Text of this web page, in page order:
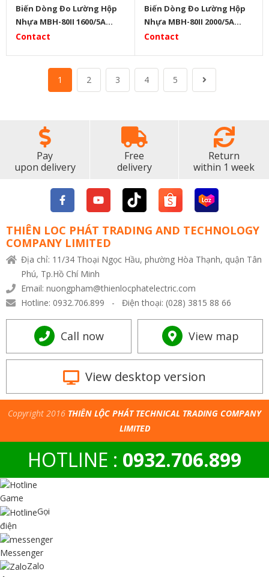
Biến Dòng Đo Lường Hộp
Nhựa MBH-80II 1600/5A
Master
Contact
Biến Dòng Đo Lường Hộp
Nhựa MBH-80II 2000/5A
Master
Contact
1 2 3 4 5
Pay
upon delivery
Free
delivery
Return
within 1 week
THIÊN LOC PHÁT TRADING AND TECHNOLOGY
COMPANY LIMITED
Địa chỉ: 11/34 Thoại Ngọc Hầu, phường Hòa Thạnh, quận Tân
Phú, Tp.Hồ Chí Minh
Email: nuongpham@thienlocphatelectric.com
Hotline: 0932.706.899 - Điện thoại: (028) 3815 88 66
Call now View map
View desktop version
Copyright 2016 THIÊN LỘC PHÁT TECHNICAL TRADING COMPANY
LIMITED
HOTLINE : 0932.706.899
Game
Gọi
điện
Messenger
Zalo